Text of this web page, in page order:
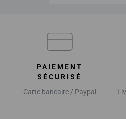
PAIEMENT
SÉCURISÉ
Carte bancaire / Paypal